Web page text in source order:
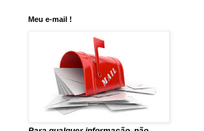
Meu e-mail !